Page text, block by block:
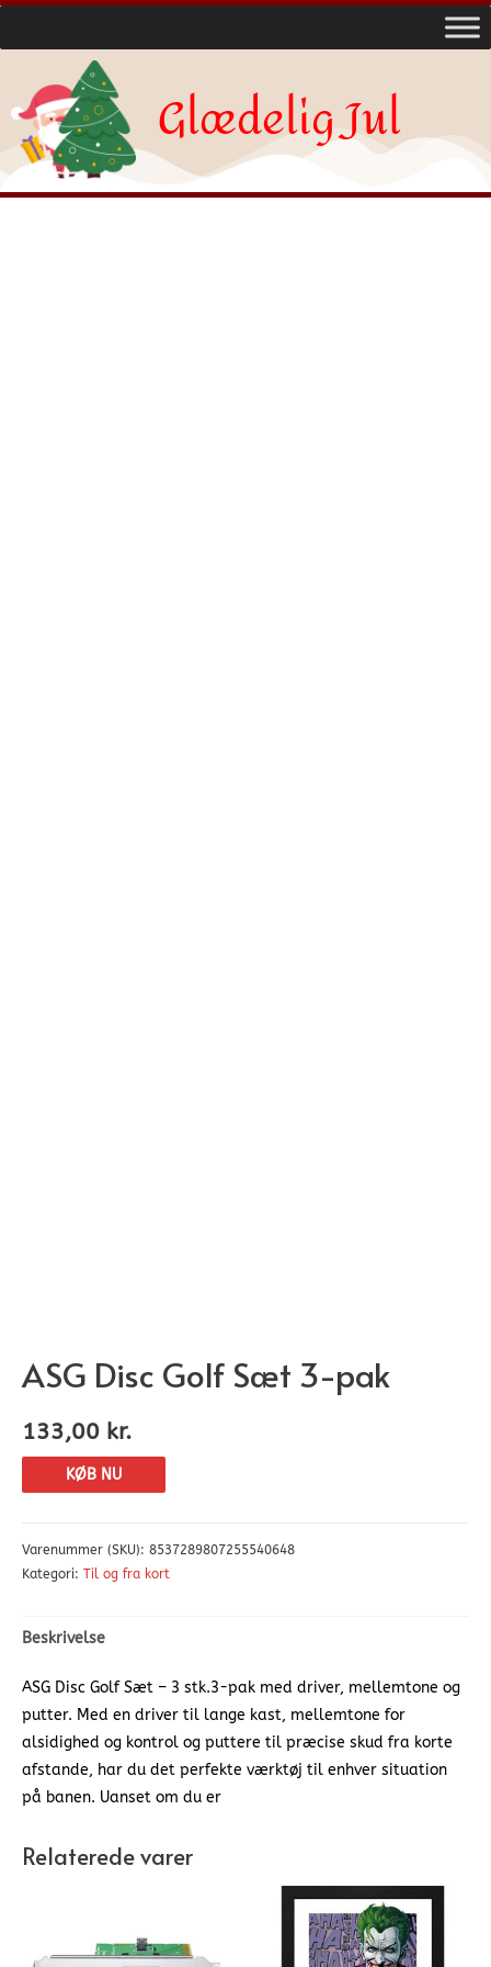
Glædelig Jul
ASG Disc Golf Sæt 3-pak
133,00 kr.
KØB NU
Varenummer (SKU): 8537289807255540648
Kategori: Til og fra kort
Beskrivelse
ASG Disc Golf Sæt – 3 stk.3-pak med driver, mellemtone og
putter. Med en driver til lange kast, mellemtone for
alsidighed og kontrol og puttere til præcise skud fra korte
afstande, har du det perfekte værktøj til enhver situation
på banen. Uanset om du er
Relaterede varer